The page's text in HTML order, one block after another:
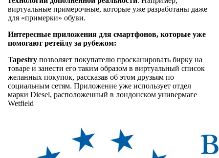
виртуальные примерочные, которые уже разработаны даже
для «примерки» обуви.
Интересные приложения для смартфонов, которые уже
помогают ретейлу за рубежом:
Tapestry позволяет покупателю просканировать бирку на
товаре и занести его таким образом в виртуальный список
желанных покупок, рассказав об этом друзьям по
социальным сетям. Приложение уже использует отдел
марки Diesel, расположенный в лондонском универмаге
Wetfield